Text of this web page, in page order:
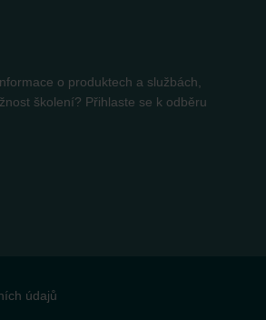
o produktech a službách,
školení? Přihlaste se k odběru
údajů